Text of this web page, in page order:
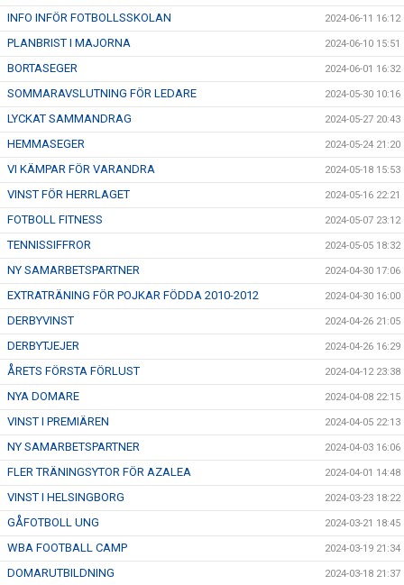
INFO INFÖR FOTBOLLSSKOLAN 2024-06-11 16:12
PLANBRIST I MAJORNA 2024-06-10 15:51
BORTASEGER 2024-06-01 16:32
SOMMARAVSLUTNING FÖR LEDARE 2024-05-30 10:16
LYCKAT SAMMANDRAG 2024-05-27 20:43
HEMMASEGER 2024-05-24 21:20
VI KÄMPAR FÖR VARANDRA 2024-05-18 15:53
VINST FÖR HERRLAGET 2024-05-16 22:21
FOTBOLL FITNESS 2024-05-07 23:12
TENNISSIFFROR 2024-05-05 18:32
NY SAMARBETSPARTNER 2024-04-30 17:06
EXTRATRÄNING FÖR POJKAR FÖDDA 2010-2012 2024-04-30 16:00
DERBYVINST 2024-04-26 21:05
DERBYTJEJER 2024-04-26 16:29
ÅRETS FÖRSTA FÖRLUST 2024-04-12 23:38
NYA DOMARE 2024-04-08 22:15
VINST I PREMIÄREN 2024-04-05 22:13
NY SAMARBETSPARTNER 2024-04-03 16:06
FLER TRÄNINGSYTOR FÖR AZALEA 2024-04-01 14:48
VINST I HELSINGBORG 2024-03-23 18:22
GÅFOTBOLL UNG 2024-03-21 18:45
WBA FOOTBALL CAMP 2024-03-19 21:34
DOMARUTBILDNING 2024-03-18 21:37